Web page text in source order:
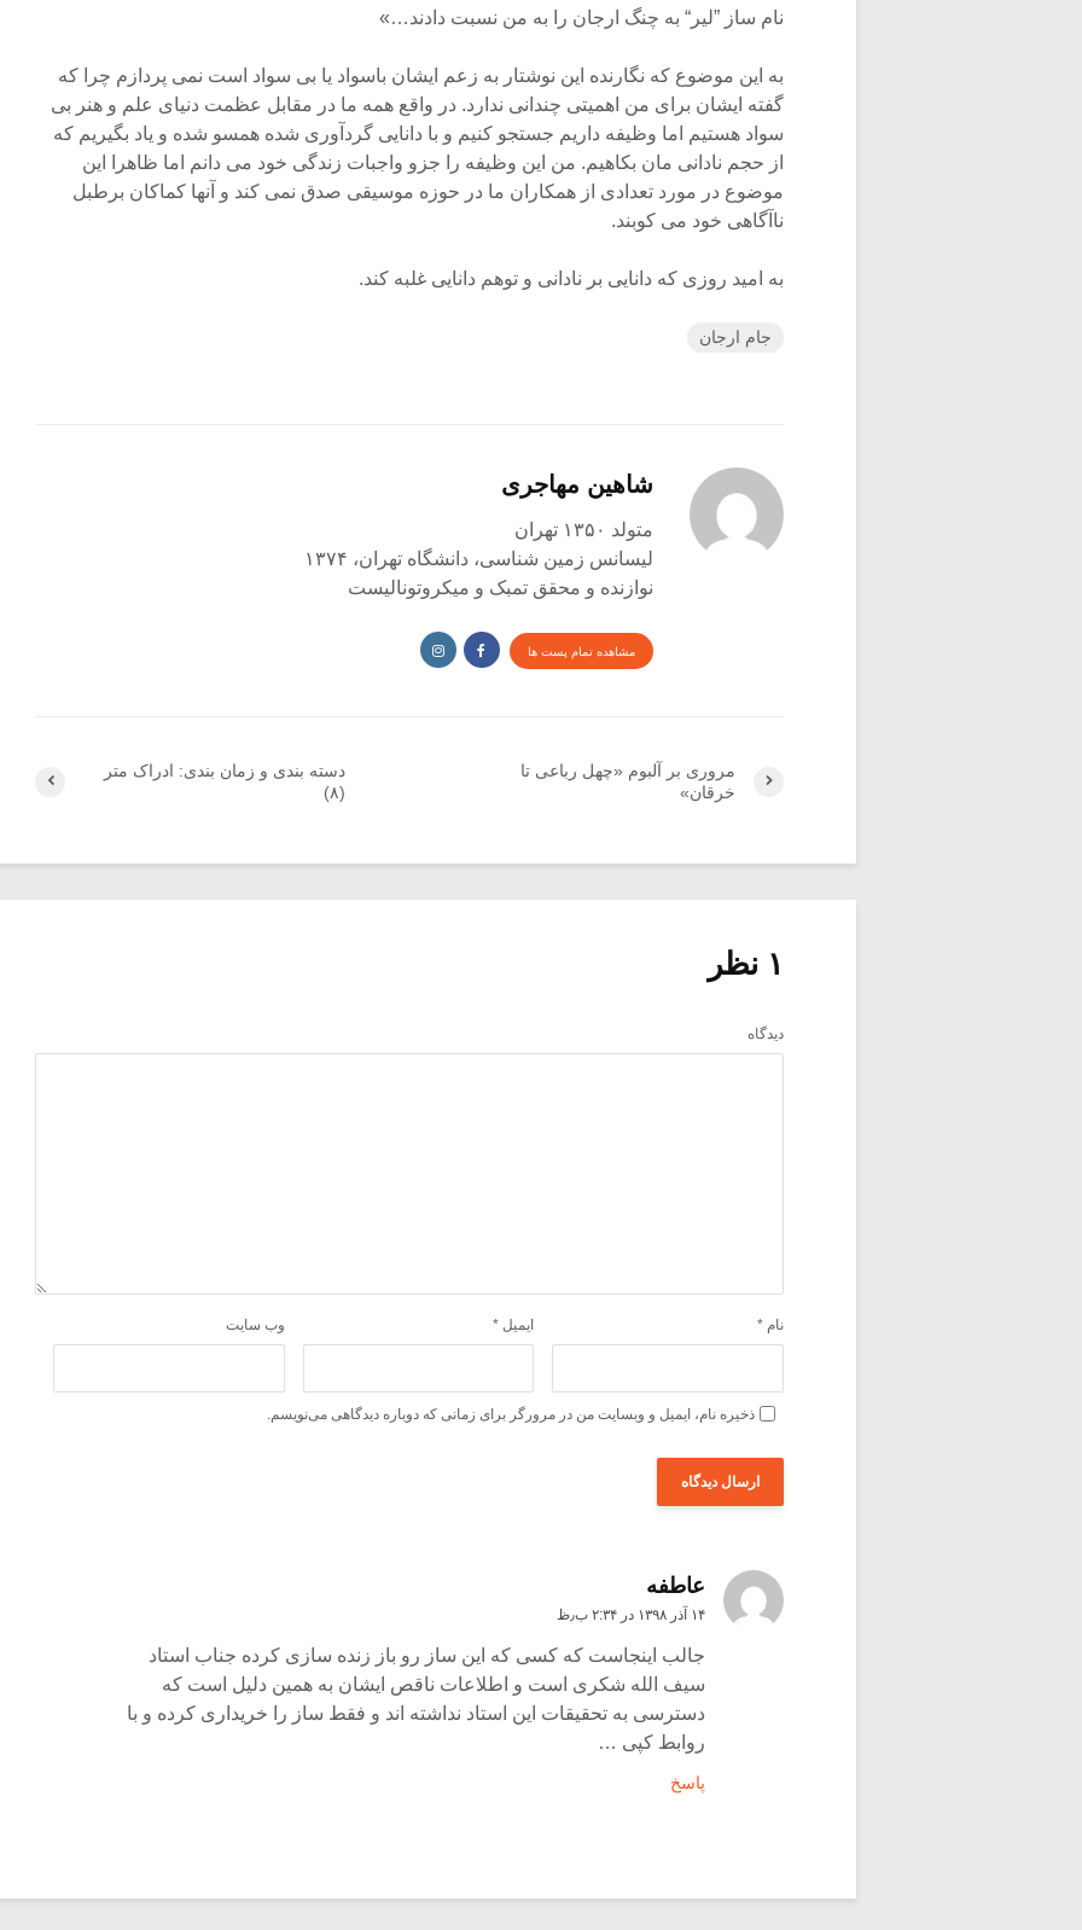
نام ساز ”لیر“ به چنگ ارجان را به من نسبت دادند…»
به این موضوع که نگارنده این نوشتار به زعم ایشان باسواد یا بی سواد است نمی پردازم چرا که
گفته ایشان برای من اهمیتی چندانی ندارد. در واقع همه ما در مقابل عظمت دنیای علم و هنر بی
سواد هستیم اما وظیفه داریم جستجو کنیم و با دانایی گردآوری شده همسو شده و یاد بگیریم که
از حجم نادانی مان بکاهیم. من این وظیفه را جزو واجبات زندگی خود می دانم اما ظاهرا این
موضوع در مورد تعدادی از همکاران ما در حوزه موسیقی صدق نمی کند و آنها کماکان برطبل
ناآگاهی خود می کوبند.
به امید روزی که دانایی بر نادانی و توهم دانایی غلبه کند.
جام ارجان
شاهین مهاجری
متولد ۱۳۵۰ تهران
لیسانس زمین شناسی، دانشگاه تهران، ۱۳۷۴
نوازنده و محقق تمبک و میکروتونالیست
مشاهده تمام پست ها
دسته بندی و زمان بندی: ادراک متر
(۸)
مروری بر آلبوم «چهل رباعی تا
خرقان»
۱ نظر
دیدگاه
نام * ایمیل * وب‌ سایت
ذخیره نام، ایمیل و وبسایت من در مرورگر برای زمانی که دوباره دیدگاهی می‌نویسم.
عاطفه
۱۴ آذر ۱۳۹۸ در ۲:۳۴ ب٫ظ
جالب اینجاست که کسی که این ساز رو باز زنده سازی کرده جناب استاد
سیف الله شکری است و اطلاعات ناقص ایشان به همین دلیل است که
دسترسی به تحقیقات این استاد نداشته اند و فقط ساز را خریداری کرده و با
روابط کپی …
پاسخ